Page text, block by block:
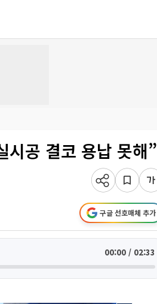
시공 결코 용납 못해”
구글 선호매체 추가
00:00 / 02:33